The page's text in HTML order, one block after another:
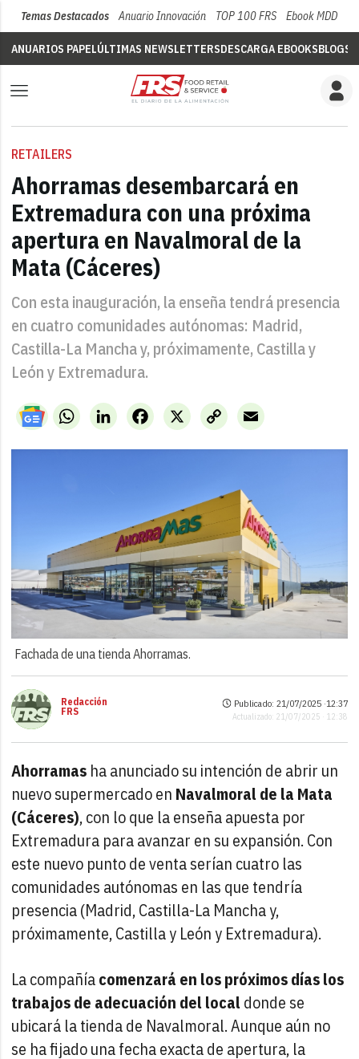
Temas Destacados Anuario Innovación TOP 100 FRS Ebook MDD
ANUARIOS PAPELÚLTIMAS NEWSLETTERSDESCARGA EBOOKSBLOGS
RETAILERS
Ahorramas desembarcará en
Extremadura con una próxima
apertura en Navalmoral de la
Mata (Cáceres)
Con esta inauguración, la enseña tendrá presencia
en cuatro comunidades autónomas: Madrid,
Castilla-La Mancha y, próximamente, Castilla y
León y Extremadura.
WhatsAppLinkedIn X
Facebook
Copy
Link
Email
Fachada de una tienda Ahorramas.
Redacción
FRS
Publicado: 21/07/2025 ·12:37
Actualizado: 21/07/2025 · 12:38
Ahorramas ha anunciado su intención de abrir un
nuevo supermercado en Navalmoral de la Mata
(Cáceres), con lo que la enseña apuesta por
Extremadura para avanzar en su expansión. Con
este nuevo punto de venta serían cuatro las
comunidades autónomas en las que tendría
presencia (Madrid, Castilla-La Mancha y,
próximamente, Castilla y León y Extremadura).
La compañíacomenzará en los próximos días los
trabajos de adecuación del localdonde se
ubicará la tienda de Navalmoral. Aunque aún no
se ha fijado una fecha exacta de apertura, la